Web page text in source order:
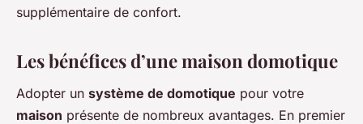
supplémentaire de confort.
Les bénéfices d’une maison domotique
Adopter un système de domotique pour votre
maison présente de nombreux avantages. En premier